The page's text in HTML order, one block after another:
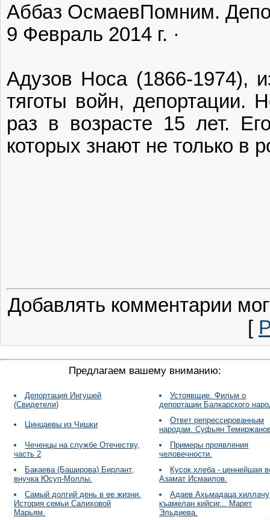
Аббаз Осмаев‎Помним.
9 Февраль 2014 г. ·
Адузов Носа (1866-1974),
тяготы войн, депортации.
раз в возрасте 15 лет.
которых знают не только в
Добавлять комментарии
[
Предлагаем вашему вниманию:
Депортация Ингушей
(Свидетели)
Устоявщие. Фильм о
депортации Балкарского
Цинцаевы из Чишки
Ответ репрессированным
народам. Суфьян
Чеченцы на службе Отечеству,
часть 2
Примеры проявления
человечности.
Бакаева (Баширова) Бирлант,
внучка Юсуп-Моллы.
Кусок хлеба - ценнейшая
Азамат Исмаилов.
Самый долгий день в ее жизни.
История семьи Салиховой
Марьям.
Адаев Ахьмадаца хиллачу
къамелан кийсиг... Марет
Эльдиева.